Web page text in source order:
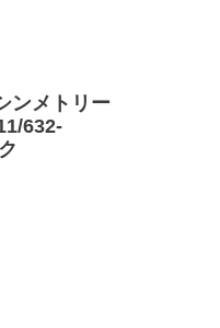
ンメトリー
632-